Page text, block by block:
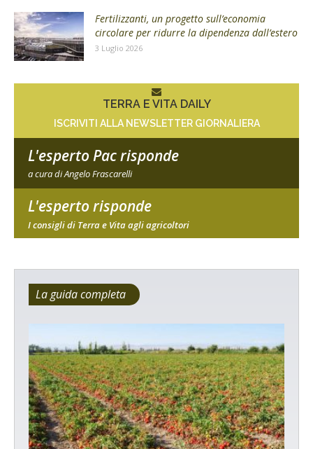
Fertilizzanti, un progetto sull’economia
circolare per ridurre la dipendenza dall’estero
3 Luglio 2026
TERRA E VITA DAILY
ISCRIVITI ALLA NEWSLETTER GIORNALIERA
L'esperto Pac risponde
a cura di Angelo Frascarelli
L'esperto risponde
I consigli di Terra e Vita agli agricoltori
La guida completa